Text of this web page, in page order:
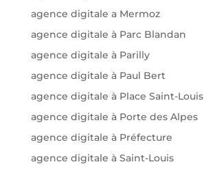
agence digitale a Mermoz
agence digitale à Parc Blandan
agence digitale à Parilly
agence digitale à Paul Bert
agence digitale à Place Saint-Louis
agence digitale à Porte des Alpes
agence digitale à Préfecture
agence digitale à Saint-Louis